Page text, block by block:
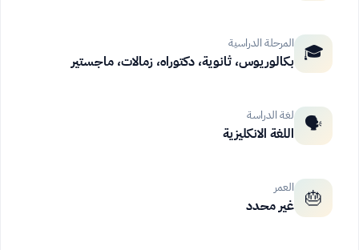
🎓 المرحلة الدراسية
بكالوريوس، ثانوية، دكتوراه، زمالات، ماجستير
🗣️ لغة الدراسة
اللغة الانكليزية
🎂 العمر
غير محدد